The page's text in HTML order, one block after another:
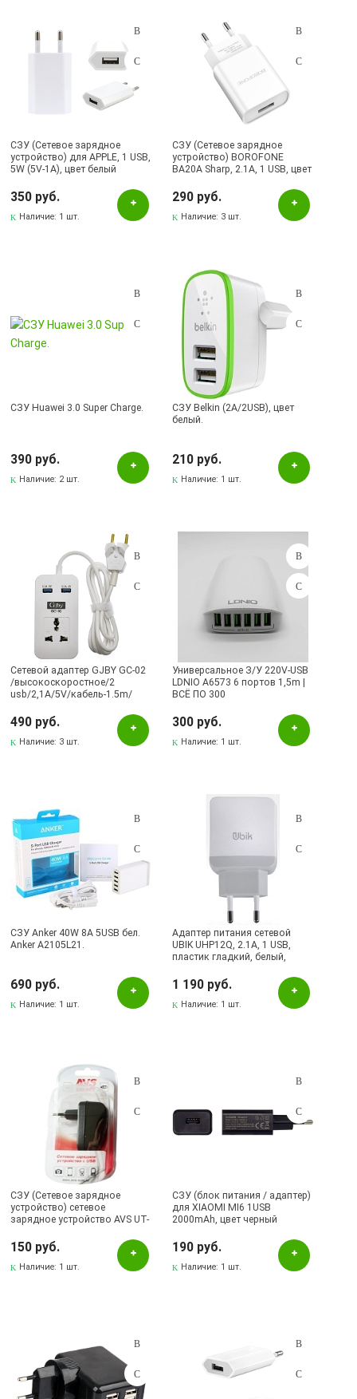
СЗУ (Сетевое зарядное
устройство) для APPLE, 1 USB,
5W (5V-1A), цвет белый
350 руб.
Наличие: 1 шт.
СЗУ (Сетевое зарядное
устройство) BOROFONE
BA20A Sharp, 2.1A, 1 USB, цвет
290 руб.
Наличие: 3 шт.
СЗУ Huawei 3.0 Super Charge.
390 руб.
Наличие: 2 шт.
СЗУ Belkin (2A/2USB), цвет
белый.
210 руб.
Наличие: 1 шт.
Сетевой адаптер GJBY GC-02
/высокоскоростное/2
usb/2,1A/5V/кабель-1.5m/
490 руб.
Наличие: 3 шт.
Универсальное З/У 220V-USB
LDNIO A6573 6 портов 1,5m |
ВСЁ ПО 300
300 руб.
Наличие: 1 шт.
СЗУ Anker 40W 8A 5USB бел.
Anker A2105L21.
690 руб.
Наличие: 1 шт.
Адаптер питания сетевой
UBIK UHP12Q, 2.1А, 1 USB,
пластик гладкий, белый,
1 190 руб.
Наличие: 1 шт.
СЗУ (Сетевое зарядное
устройство) сетевое
зарядное устройство AVS UT-
150 руб.
Наличие: 1 шт.
СЗУ (блок питания / адаптер)
для XIAOMI MI6 1USB
2000mAh, цвет черный
190 руб.
Наличие: 1 шт.